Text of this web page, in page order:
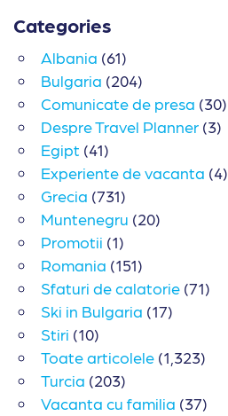
Categories
Albania (61)
Bulgaria (204)
Comunicate de presa (30)
Despre Travel Planner (3)
Egipt (41)
Experiente de vacanta (4)
Grecia (731)
Muntenegru (20)
Promotii (1)
Romania (151)
Sfaturi de calatorie (71)
Ski in Bulgaria (17)
Stiri (10)
Toate articolele (1,323)
Turcia (203)
Vacanta cu familia (37)